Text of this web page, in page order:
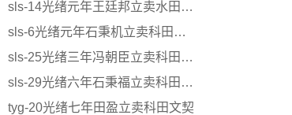
sls-14光绪元年王廷邦立卖水田文契
sls-6光绪元年石秉机立卖科田文契
sls-25光绪三年冯朝臣立卖科田文契
sls-29光绪六年石秉福立卖科田文契
tyg-20光绪七年田盈立卖科田文契